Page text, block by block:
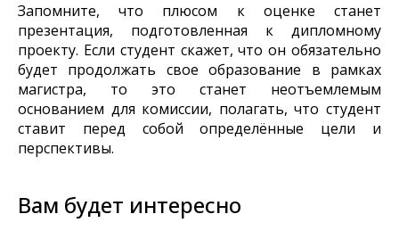
Запомните, что плюсом к оценке станет
презентация, подготовленная к дипломному
проекту. Если студент скажет, что он обязательно
будет продолжать свое образование в рамках
магистра, то это станет неотъемлемым
основанием для комиссии, полагать, что студент
ставит перед собой определённые цели и
перспективы.
Вам будет интересно